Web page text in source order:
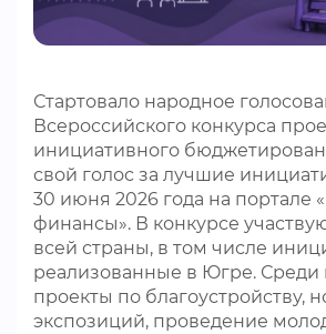
Стартовало народное
Всероссийского конкурса
инициативного
свой голос за лучшие
30 июня 2026 года на портале
финансы». В конкурсе
всей страны, в том числе
реализованные в Югре. Среди
проекты по благоустройству,
экспозиций, проведение